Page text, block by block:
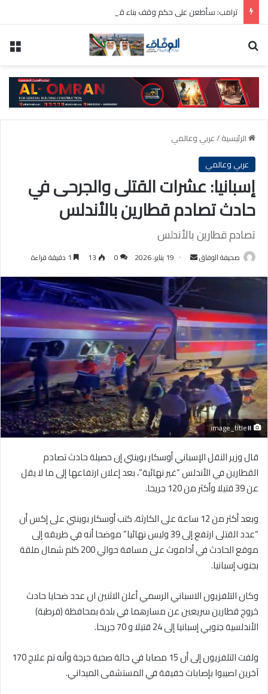
ترامب: سأطعن على حكم وقف بناء قاعة الاحتفالات بالبيت الأبيض
الرئيسية/عربي وعالمي
عربي وعالمي
إسبانيا: عشرات القتلى والجرحى في
حادث تصادم قطارين بالأندلس
تصادم قطارين بالأندلس
صحيفة الوفاق
أرسل
إلكترونيا
19 يناير، 2026 0
13
#image_title
قال وزير النقل الإسباني أوسكار بوينتي إن حصيلة حادث تصادم
القطارين في الأندلس “غير نهائية”، بعد إعلان ارتفاعها إلى ما لا يقل
عن 39 قتيلا وأكثر من 120 جريحا.
وبعد أكثر من 12 ساعة على الكارثة، كتب أوسكار بوينتي على إكس أن
“عدد القتلى ارتفع إلى 39 وليس نهائيا” موضحا أنه في طريقه إلى
موقع الحادث في أداموث على مسافة حوالي 200 كلم شمال ملقة
بجنوب إسبانيا.
وكان التلفزيون الاسباني الرسمي أعلن الاثنين ان عدد ضحايا حادث
خروج قطارين سريعين عن مسارهما في بلدة بمحافظة (قرطبة)
الأندلسية جنوبي إسبانيا إلى 24 قتيلا و 70 جريحا.
ولفت التلفزيون إلى أن 15 مصابا في حالة صحية حرجة وأنه تم علاج 170
آخرين اصيبوا بإصابات خفيفة في المستشفى الميداني.